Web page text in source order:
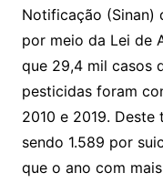
Notificação (Sinan)
por meio da Lei de
que 29,4 mil casos
pesticidas foram
2010 e 2019.
sendo 1.589 por
que o ano com